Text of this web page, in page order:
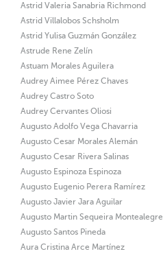
Astrid Valeria Sanabria Richmond
Astrid Villalobos Schsholm
Astrid Yulisa Guzmán González
Astrude Rene Zelín
Astuam Morales Aguilera
Audrey Aimee Pérez Chaves
Audrey Castro Soto
Audrey Cervantes Oliosi
Augusto Adolfo Vega Chavarria
Augusto Cesar Morales Alemán
Augusto Cesar Rivera Salinas
Augusto Espinoza Espinoza
Augusto Eugenio Perera Ramírez
Augusto Javier Jara Aguilar
Augusto Martin Sequeira Montealegre
Augusto Santos Pineda
Aura Cristina Arce Martínez